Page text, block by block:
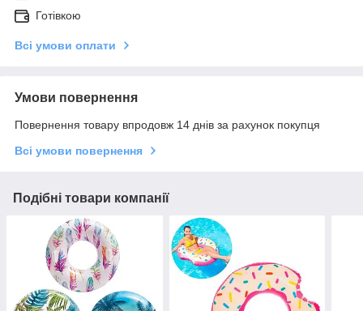
Готівкою
Всі умови оплати
Умови повернення
Повернення товару впродовж 14 днів за рахунок покупця
Всі умови повернення
Подібні товари компанії